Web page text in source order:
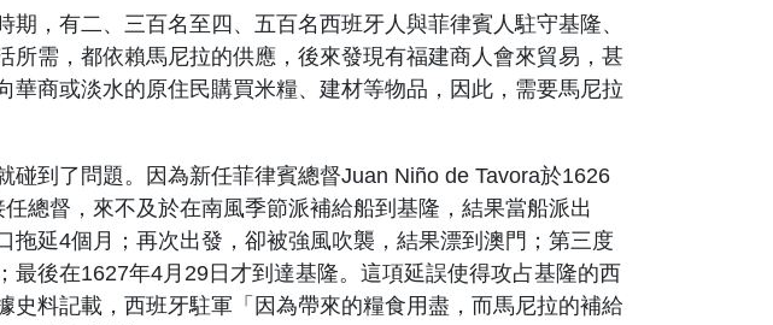
期，有二、三百名至四、五百名西班牙人與菲律賓人駐守基隆、
所需，都依賴馬尼拉的供應，後來發現有福建商人會來貿易，甚
華商或淡水的原住民購買米糧、建材等物品，因此，需要馬尼拉
碰到了問題。因為新任菲律賓總督Juan Niño de Tavora於1626
總督，來不及於在南風季節派補給船到基隆，結果當船派出
拖延4個月；再次出發，卻被強風吹襲，結果漂到澳門；第三度
最後在1627年4月 29 日才到達基隆。這項延誤使得攻占基隆的西
史料記載，西班牙駐軍「因為帶來的糧食用盡，而馬尼拉的補給